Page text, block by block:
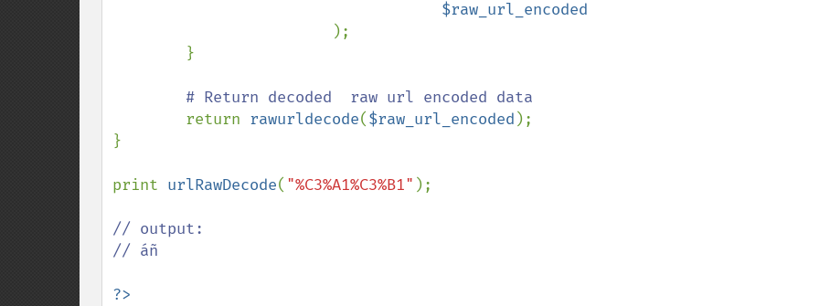
$raw_url_encoded
);
# Return decoded  raw url encoded data
return rawurldecode($raw_url_encoded );
}
print urlRawDecode( "%C3%A1%C3%B1" );
// output:
// áñ